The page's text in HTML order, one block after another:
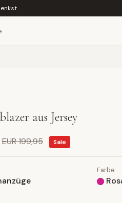
aus Jersey
EUR 199,95 Sale
Farbe